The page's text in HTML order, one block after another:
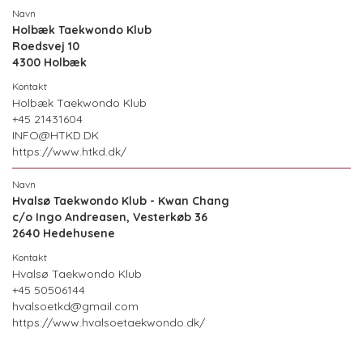
Holbæk Taekwondo Klub
Roedsvej 10
4300 Holbæk
Holbæk Taekwondo Klub
+45 21431604
INFO@HTKD.DK
https://www.htkd.dk/
Hvalsø Taekwondo Klub - Kwan Chang
c/o Ingo Andreasen, Vesterkøb 36
2640 Hedehusene
Hvalsø Taekwondo Klub
+45 50506144
hvalsoetkd@gmail.com
https://www.hvalsoetaekwondo.dk/